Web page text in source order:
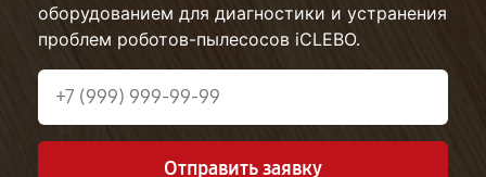
оборудованием для диагностики и устранения
проблем роботов-пылесосов iCLEBO.
Отправить заявку